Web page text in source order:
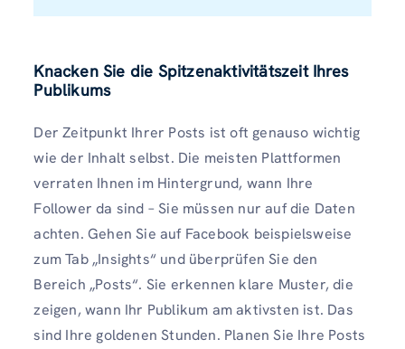
Knacken Sie die Spitzenaktivitätszeit Ihres
Publikums
Der Zeitpunkt Ihrer Posts ist oft genauso wichtig
wie der Inhalt selbst. Die meisten Plattformen
verraten Ihnen im Hintergrund, wann Ihre
Follower da sind – Sie müssen nur auf die Daten
achten. Gehen Sie auf Facebook beispielsweise
zum Tab „Insights“ und überprüfen Sie den
Bereich „Posts“. Sie erkennen klare Muster, die
zeigen, wann Ihr Publikum am aktivsten ist. Das
sind Ihre goldenen Stunden. Planen Sie Ihre Posts